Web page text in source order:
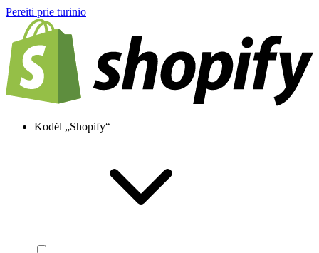
Pereiti prie turinio
Kodėl „Shopify“